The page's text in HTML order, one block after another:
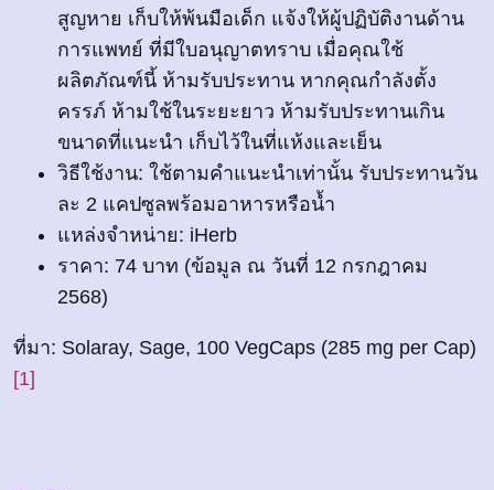
สูญหาย เก็บให้พ้นมือเด็ก แจ้งให้ผู้ปฏิบัติงานด้าน
การแพทย์ ที่มีใบอนุญาตทราบ เมื่อคุณใช้
ผลิตภัณฑ์นี้ ห้ามรับประทาน หากคุณกำลังตั้ง
ครรภ์ ห้ามใช้ในระยะยาว ห้ามรับประทานเกิน
ขนาดที่แนะนำ เก็บไว้ในที่แห้งและเย็น
วิธีใช้งาน: ใช้ตามคำแนะนำเท่านั้น รับประทานวัน
ละ 2 แคปซูลพร้อมอาหารหรือน้ำ
แหล่งจำหน่าย: iHerb
ราคา: 74 บาท (ข้อมูล ณ วันที่ 12 กรกฎาคม
2568)
ที่มา: Solaray, Sage, 100 VegCaps (285 mg per Cap)
[1]